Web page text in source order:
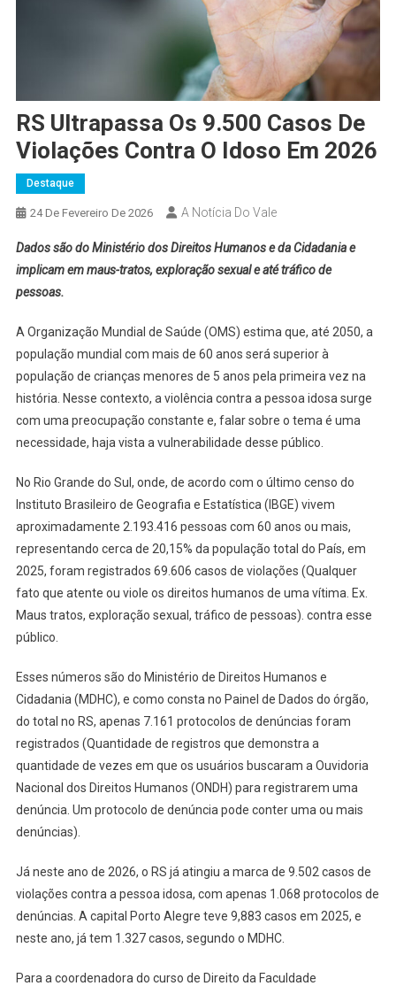
RS Ultrapassa Os 9.500 Casos De
Violações Contra O Idoso Em 2026
Destaque
24 De Fevereiro De 2026 A Notícia Do Vale
Dados são do Ministério dos Direitos Humanos e da Cidadania e
implicam em maus-tratos, exploração sexual e até tráfico de
pessoas.
A Organização Mundial de Saúde (OMS) estima que, até 2050, a
população mundial com mais de 60 anos será superior à
população de crianças menores de 5 anos pela primeira vez na
história. Nesse contexto, a violência contra a pessoa idosa surge
com uma preocupação constante e, falar sobre o tema é uma
necessidade, haja vista a vulnerabilidade desse público.
No Rio Grande do Sul, onde, de acordo com o último censo do
Instituto Brasileiro de Geografia e Estatística (IBGE) vivem
aproximadamente 2.193.416 pessoas com 60 anos ou mais,
representando cerca de 20,15% da população total do País, em
2025, foram registrados 69.606 casos de violações (Qualquer
fato que atente ou viole os direitos humanos de uma vítima. Ex.
Maus tratos, exploração sexual, tráfico de pessoas). contra esse
público.
Esses números são do Ministério de Direitos Humanos e
Cidadania (MDHC), e como consta no Painel de Dados do órgão,
do total no RS, apenas 7.161 protocolos de denúncias foram
registrados (Quantidade de registros que demonstra a
quantidade de vezes em que os usuários buscaram a Ouvidoria
Nacional dos Direitos Humanos (ONDH) para registrarem uma
denúncia. Um protocolo de denúncia pode conter uma ou mais
denúncias).
Já neste ano de 2026, o RS já atingiu a marca de 9.502 casos de
violações contra a pessoa idosa, com apenas 1.068 protocolos de
denúncias. A capital Porto Alegre teve 9,883 casos em 2025, e
neste ano, já tem 1.327 casos, segundo o MDHC.
Para a coordenadora do curso de Direito da Faculdade